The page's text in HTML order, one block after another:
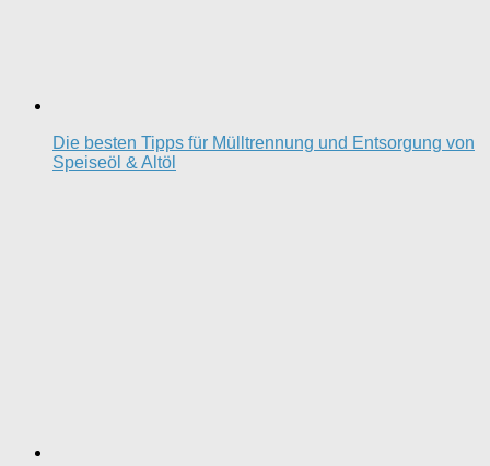
Die besten Tipps für Mülltrennung und Entsorgung von
Speiseöl & Altöl